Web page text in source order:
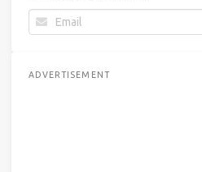
ADVERTISEMENT